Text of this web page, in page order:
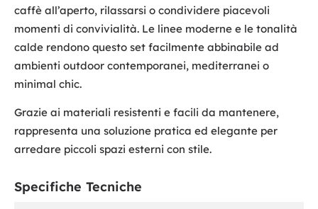
caffè all’aperto, rilassarsi o condividere piacevoli
momenti di convivialità. Le linee moderne e le tonalità
calde rendono questo set facilmente abbinabile ad
ambienti outdoor contemporanei, mediterranei o
minimal chic.
Grazie ai materiali resistenti e facili da mantenere,
rappresenta una soluzione pratica ed elegante per
arredare piccoli spazi esterni con stile.
Specifiche Tecniche